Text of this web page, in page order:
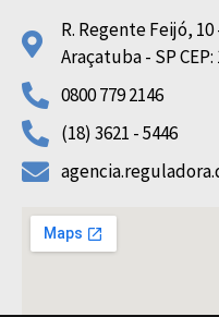
R. Regente Feijó,
Araçatuba - SP CEP:
0800 779 2146
(18) 3621 - 5446